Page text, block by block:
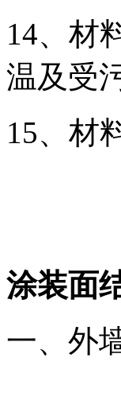
14、材
温及受
15、材
涂装面
一、外